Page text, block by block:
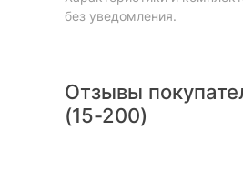
без уведомления.
Отзывы
(15-200)